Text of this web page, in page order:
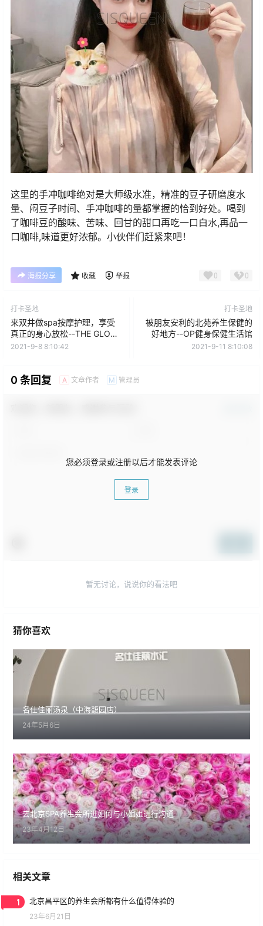
这里的手冲咖啡绝对是大师级水准，精准的豆子研磨度水
量、闷豆子时间、手冲咖啡的量都掌握的恰到好处。喝到
了咖啡豆的酸味、苦味、回甘的甜口再吃一口白水,再品一
口咖啡,味道更好浓郁。小伙伴们赶紧来吧！
海报分享 收藏 举报 0 0
打卡圣地
来双井做spa按摩护理，享受
真正的身心放松--THE GLOW
富力十号抗衰中心
2021-9-8 8:10:42
打卡圣地
被朋友安利的北苑养生保健的
好地方--OP健身保健生活馆
2021-9-11 8:10:08
0 条回复 A 文章作者 M 管理员
您必须登录或注册以后才能发表评论
登录
暂无讨论，说说你的看法吧
猜你喜欢
名仕佳丽汤泉（中海馥园店）
24年5月6日
去北京SPA养生会所进如何与小姐姐进行沟通
23年4月12日
相关文章
1 北京昌平区的养生会所都有什么值得体验的
23年6月21日